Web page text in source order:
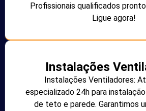
Profissionais qualificados
Ligue agora!
Instalações
Instalações Ventiladores:
especializado 24h para
de teto e parede. Garantimos